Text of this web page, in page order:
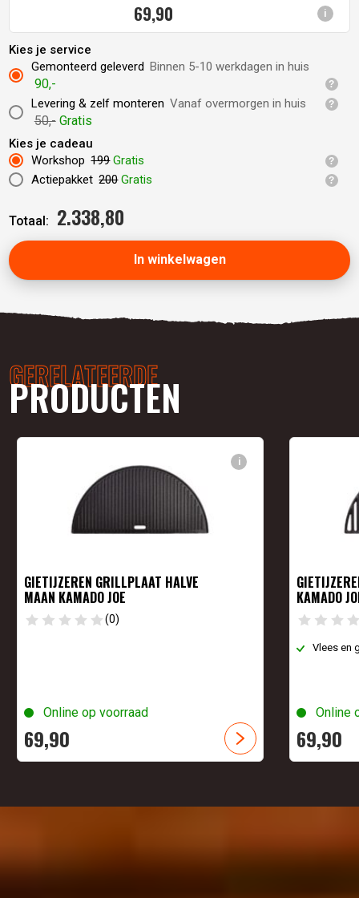
i
69,90
Kies je service
Gemonteerd geleverd Binnen 5-10 werkdagen in huis
90,-
Levering & zelf monteren Vanaf overmorgen in huis
50,- Gratis
Kies je cadeau
Workshop 199Gratis
Actiepakket 200Gratis
Totaal: 2.338,80
In winkelwagen
GERELATEERDE
PRODUCTEN
i
GIETIJZEREN GRILLPLAAT HALVE
MAAN KAMADO JOE
(0)
Online op voorraad
69,90
KAMADO
Vlees en
Online
69,90